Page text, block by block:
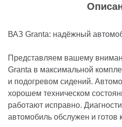
ВАЗ Granta: надёжный
Представляем вашему
Granta в максимальной
и подогревом сидений.
хорошем техническом
работают исправно.
автомобиль обслужен и готов